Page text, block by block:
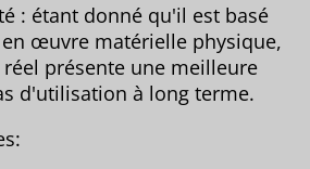
: étant donné qu'il est basé
œuvre matérielle physique,
présente une meilleure
d'utilisation à long terme.